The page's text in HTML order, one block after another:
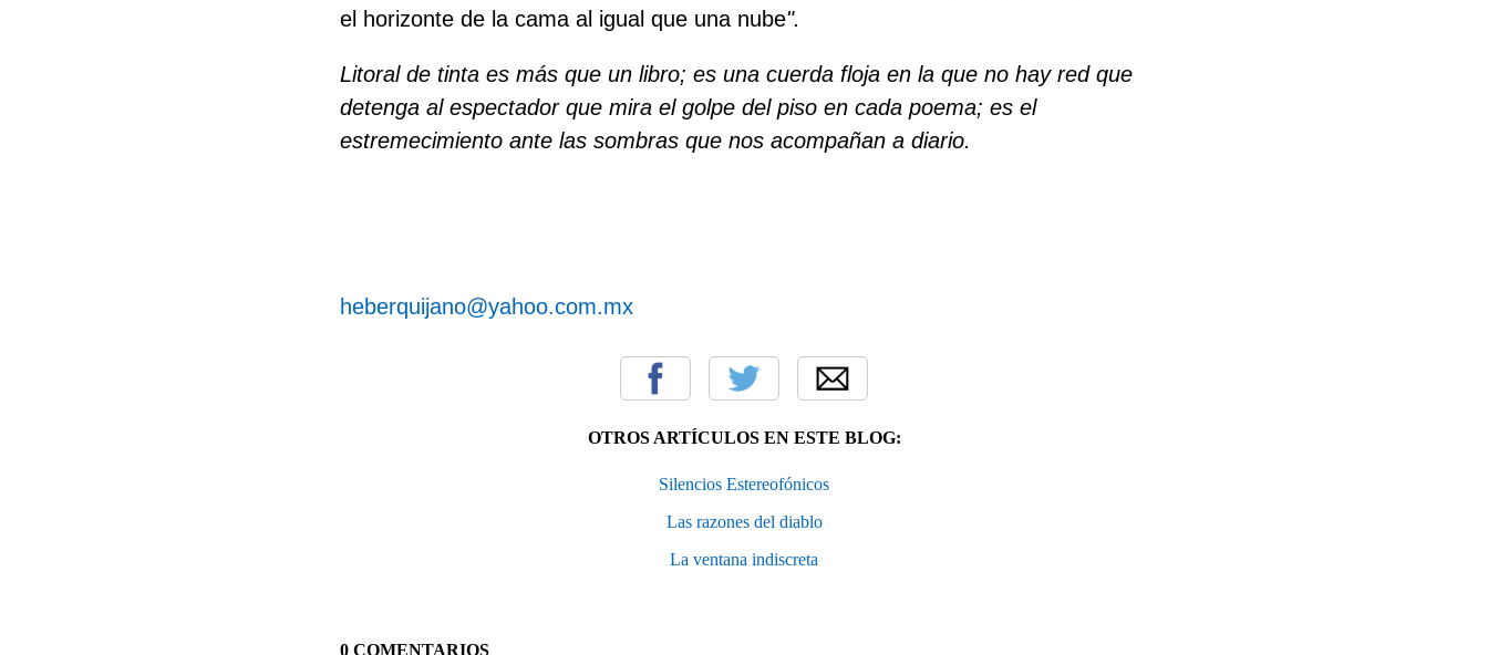
el horizonte de la cama al igual que una nube".
Litoral de tinta es más que un libro; es una cuerda floja en la que no hay red que
detenga al espectador que mira el golpe del piso en cada poema; es el
estremecimiento ante las sombras que nos acompañan a diario.
heberquijano@yahoo.com.mx
OTROS ARTÍCULOS EN ESTE BLOG:
Silencios Estereofónicos
Las razones del diablo
La ventana indiscreta
0 COMENTARIOS